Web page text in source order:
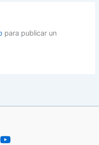
para publicar un